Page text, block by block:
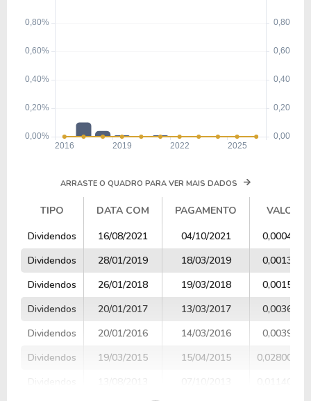
ARRASTE O QUADRO PARA VER MAIS DADOS
TIPO DATA COM PAGAMENTO
VALOR
TIPO
DATA COM PAGAMENTO VALOR
Dividendos 16/08/2021 04/10/2021
0,000470
Dividendos
28/01/2019 18/03/2019
0,001320
Dividendos
26/01/2018 19/03/2018
0,001500
Dividendos
20/01/2017 13/03/2017
0,003650
Dividendos
20/01/2016 14/03/2016
0,003900
Dividendos
19/03/2015 15/04/2015
0,02800000